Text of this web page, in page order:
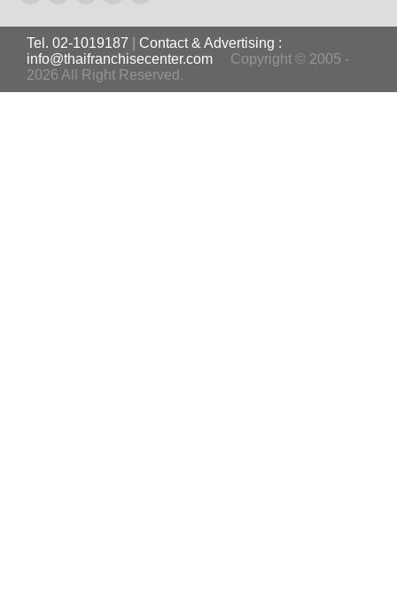
Tel. 02-1019187
Contact & Advertising :
info@thaifranchisecenter.com
Copyright © 2005 -
2026 All Right Reserved.